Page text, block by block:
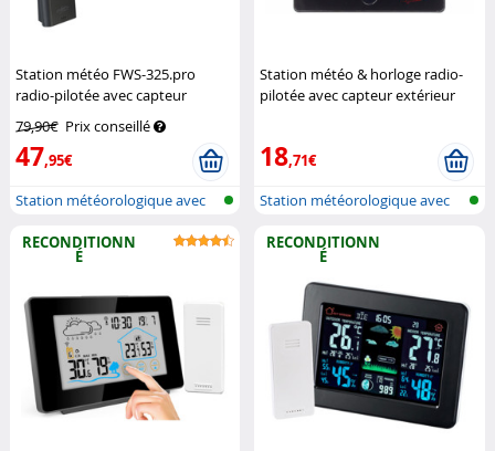
Station météo FWS-325.pro
radio-pilotée avec capteur
Infactory
79,90€ Prix conseillé
47,95€
Station météorologique avec
Station météo & horloge radio-
pilotée avec capteur extérieur
18,71€
Station météorologique avec
RECONDITIONN
É
RECONDITIONN
É